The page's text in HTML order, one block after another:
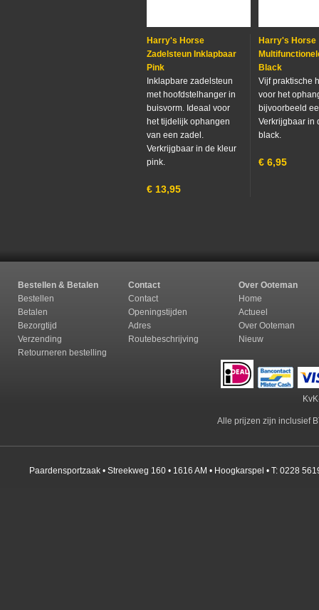
Harry's Horse
Zadelsteun Inklapbaar
Pink
Inklapbare zadelsteun
met hoofdstelhanger in
buisvorm. Ideaal voor
het tijdelijk ophangen
van een zadel.
Verkrijgbaar in de kleur
pink.
€ 13,95
Harry's Horse
Black
Vijf praktische
voor het
bijvoorbeeld
Verkrijgbaar in
black.
€ 6,95
Bestellen & Betalen Contact
Over Ooteman
Bestellen
Contact
Home
Betalen
Openingstijden
Actueel
Bezorgtijd
Adres
Over Ooteman
Verzending
Routebeschrijving
Nieuw
Retourneren bestelling
Alle prijzen zijn inclusief
Paardensportzaak • Streekweg 160 • 1616 AM • Hoogkarspel • T: 0228